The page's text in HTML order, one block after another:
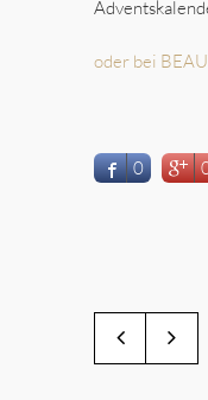
oder bei
0